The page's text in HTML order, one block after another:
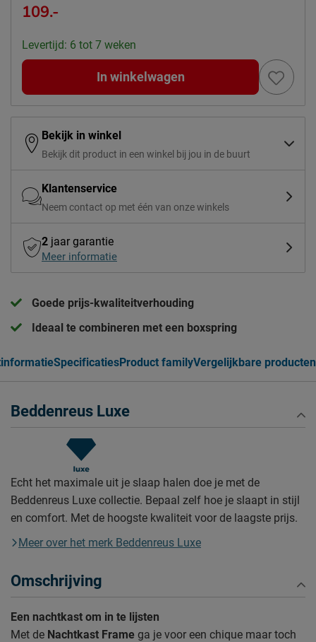
109.-
Levertijd: 6 tot 7 weken
In winkelwagen
Bekijk in winkel
Bekijk dit product in een winkel bij jou in de buurt
Klantenservice
Neem contact op met één van onze winkels
2 jaar garantie
Meer informatie
Goede prijs-kwaliteitverhouding
Ideaal te combineren met een boxspring
SpecificatiesProduct familyVergelijkbare producten
Beddenreus Luxe
Echt het maximale uit je slaap halen doe je met de
Beddenreus Luxe collectie. Bepaal zelf hoe je slaapt in stijl
en comfort. Met de hoogste kwaliteit voor de laagste prijs.
Meer over het merk Beddenreus Luxe
Omschrijving
Een nachtkast om in te lijsten
Met de Nachtkast Frame ga je voor een chique maar toch